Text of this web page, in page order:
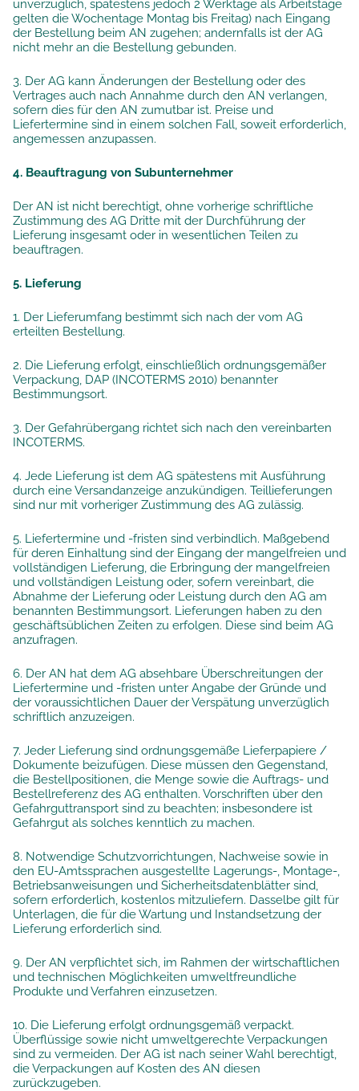
unverzüglich, spätestens jedoch 2 Werktage als Arbeitstage
gelten die Wochentage Montag bis Freitag) nach Eingang
der Bestellung beim AN zugehen; andernfalls ist der AG
nicht mehr an die Bestellung gebunden.
3. Der AG kann Änderungen der Bestellung oder des
Vertrages auch nach Annahme durch den AN verlangen,
sofern dies für den AN zumutbar ist. Preise und
Liefertermine sind in einem solchen Fall, soweit erforderlich,
angemessen anzupassen.
4. Beauftragung von Subunternehmer
Der AN ist nicht berechtigt, ohne vorherige schriftliche
Zustimmung des AG Dritte mit der Durchführung der
Lieferung insgesamt oder in wesentlichen Teilen zu
beauftragen.
5. Lieferung
1. Der Lieferumfang bestimmt sich nach der vom AG
erteilten Bestellung.
2. Die Lieferung erfolgt, einschließlich ordnungsgemäßer
Verpackung, DAP (INCOTERMS 2010) benannter
Bestimmungsort.
3. Der Gefahrübergang richtet sich nach den vereinbarten
INCOTERMS.
4. Jede Lieferung ist dem AG spätestens mit Ausführung
durch eine Versandanzeige anzukündigen. Teillieferungen
sind nur mit vorheriger Zustimmung des AG zulässig.
5. Liefertermine und -fristen sind verbindlich. Maßgebend
für deren Einhaltung sind der Eingang der mangelfreien und
vollständigen Lieferung, die Erbringung der mangelfreien
und vollständigen Leistung oder, sofern vereinbart, die
Abnahme der Lieferung oder Leistung durch den AG am
benannten Bestimmungsort. Lieferungen haben zu den
geschäftsüblichen Zeiten zu erfolgen. Diese sind beim AG
anzufragen.
6. Der AN hat dem AG absehbare Überschreitungen der
Liefertermine und -fristen unter Angabe der Gründe und
der voraussichtlichen Dauer der Verspätung unverzüglich
schriftlich anzuzeigen.
7. Jeder Lieferung sind ordnungsgemäße Lieferpapiere /
Dokumente beizufügen. Diese müssen den Gegenstand,
die Bestellpositionen, die Menge sowie die Auftrags- und
Bestellreferenz des AG enthalten. Vorschriften über den
Gefahrguttransport sind zu beachten; insbesondere ist
Gefahrgut als solches kenntlich zu machen.
8. Notwendige Schutzvorrichtungen, Nachweise sowie in
den EU-Amtssprachen ausgestellte Lagerungs-, Montage-,
Betriebsanweisungen und Sicherheitsdatenblätter sind,
sofern erforderlich, kostenlos mitzuliefern. Dasselbe gilt für
Unterlagen, die für die Wartung und Instandsetzung der
Lieferung erforderlich sind.
9. Der AN verpflichtet sich, im Rahmen der wirtschaftlichen
und technischen Möglichkeiten umweltfreundliche
Produkte und Verfahren einzusetzen.
10. Die Lieferung erfolgt ordnungsgemäß verpackt.
Überflüssige sowie nicht umweltgerechte Verpackungen
sind zu vermeiden. Der AG ist nach seiner Wahl berechtigt,
die Verpackungen auf Kosten des AN diesen
zurückzugeben.